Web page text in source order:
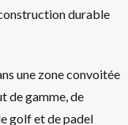
durable
une zone convoitée
de gamme, de
golf et de padel